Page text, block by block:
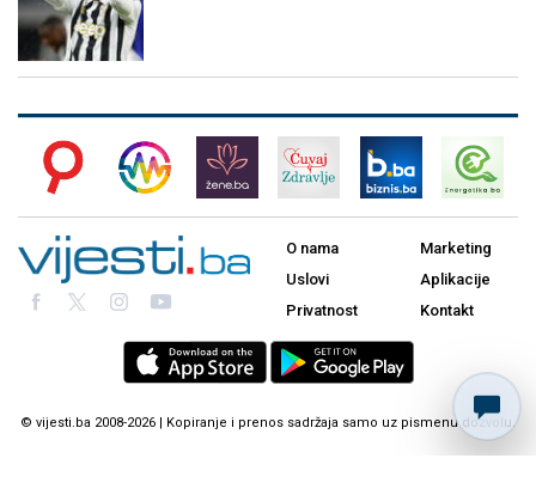
O nama
Uslovi
Privatnost
Marketing
Aplikacije
Kontakt
© vijesti.ba 2008-2026 | Kopiranje i prenos sadržaja samo uz pismenu dozvolu.